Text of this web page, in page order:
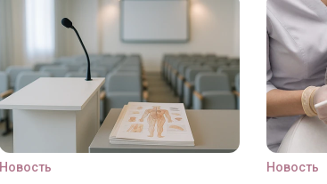
Новость Новость